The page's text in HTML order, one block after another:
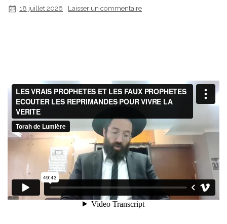
18 juillet 2026 Laisser un commentaire